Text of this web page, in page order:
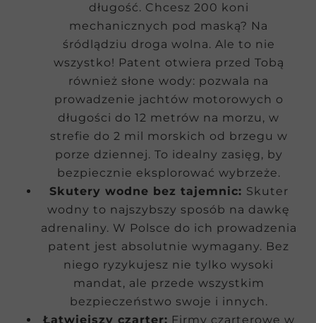
długość. Chcesz 200 koni
mechanicznych pod maską? Na
śródlądziu droga wolna. Ale to nie
wszystko! Patent otwiera przed Tobą
również słone wody: pozwala na
prowadzenie jachtów motorowych o
długości do 12 metrów na morzu, w
strefie do 2 mil morskich od brzegu w
porze dziennej. To idealny zasięg, by
bezpiecznie eksplorować wybrzeże.
Skutery wodne bez tajemnic: Skuter
wodny to najszybszy sposób na dawkę
adrenaliny. W Polsce do ich prowadzenia
patent jest absolutnie wymagany. Bez
niego ryzykujesz nie tylko wysoki
mandat, ale przede wszystkim
bezpieczeństwo swoje i innych.
Łatwiejszy czarter: Firmy czarterowe w